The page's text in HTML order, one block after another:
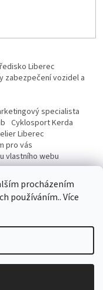
procházením
používáním.. Více
Liberec
zabezpečení vozidel a
specialista
Cyklosport Kerda
Liberec
pro vás
vlastního webu
vyhrazena.Upravit